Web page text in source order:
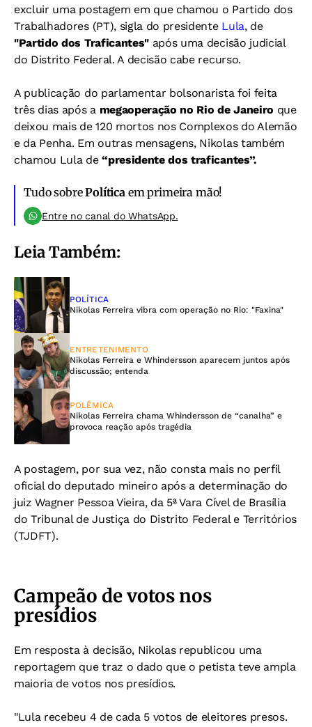
excluir uma postagem em que chamou o Partido dos
Trabalhadores (PT), sigla do presidente Lula, de
"Partido dos Traficantes" após uma decisão judicial
do Distrito Federal. A decisão cabe recurso.
A publicação do parlamentar bolsonarista foi feita
três dias após a megaoperação no Rio de Janeiro que
deixou mais de 120 mortos nos Complexos do Alemão
e da Penha. Em outras mensagens, Nikolas também
chamou Lula de“presidente dos traficantes”.
Tudo sobrePolítica em primeira mão!
Entre no canal do WhatsApp.
Leia Também:
POLÍTICA
Nikolas Ferreira vibra com operação no Rio: "Faxina"
ENTRETENIMENTO
Nikolas Ferreira e Whindersson aparecem juntos após
discussão; entenda
POLÊMICA
Nikolas Ferreira chama Whindersson de “canalha” e
provoca reação após tragédia
A postagem, por sua vez, não consta mais no perfil
oficial do deputado mineiro após a determinação do
juiz Wagner Pessoa Vieira, da 5ª Vara Cível de Brasília
do Tribunal de Justiça do Distrito Federal e Territórios
(TJDFT).
Campeão de votos nos
presídios
Em resposta à decisão, Nikolas republicou uma
reportagem que traz o dado que o petista teve ampla
maioria de votos nos presídios.
"Lula recebeu 4 de cada 5 votos de eleitores presos.